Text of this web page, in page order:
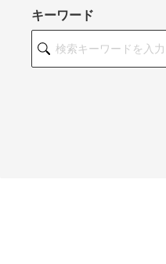
キーワード